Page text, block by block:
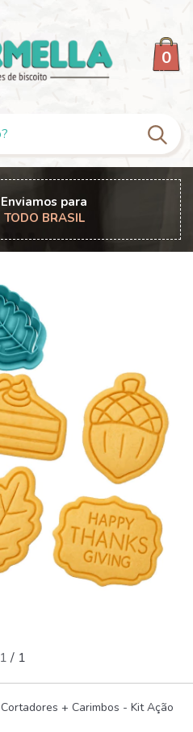
0
Enviamos para
TODO BRASIL
1 / 1
Cortadores + Carimbos - Kit Ação